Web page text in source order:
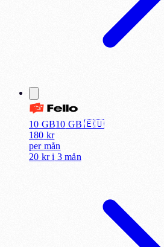
10 GB10 GB 🇪🇺
180 kr
per mån
20 kr i 3 mån